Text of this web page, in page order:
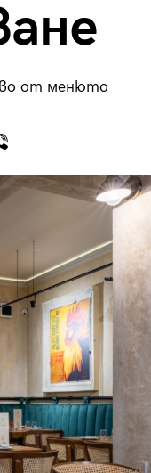
от менюто